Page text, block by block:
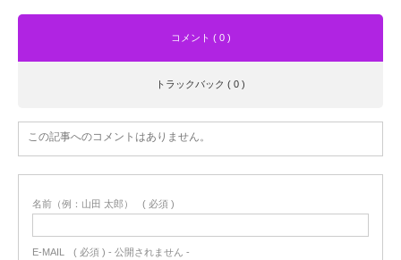
コメント ( 0 )
トラックバック ( 0 )
この記事へのコメントはありません。
名前（例：山田 太郎） ( 必須 )
E-MAIL ( 必須 ) - 公開されません -